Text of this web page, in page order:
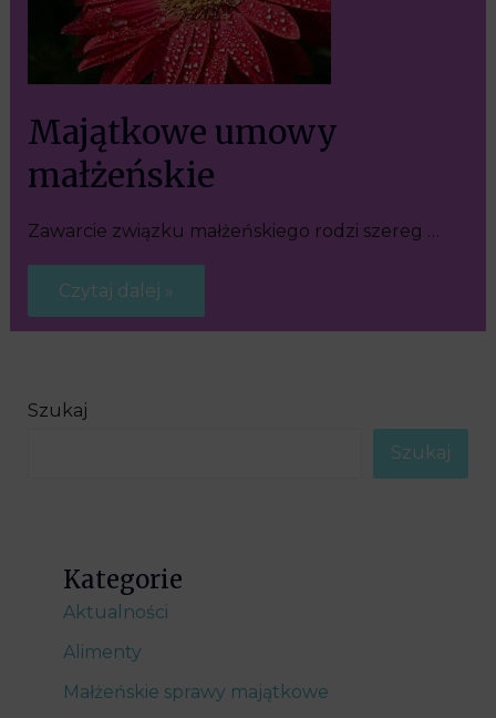
Majątkowe umowy
małżeńskie
Zawarcie związku małżeńskiego rodzi szereg …
Czytaj dalej »
Szukaj
Szukaj
Kategorie
Aktualności
Alimenty
Małżeńskie sprawy majątkowe